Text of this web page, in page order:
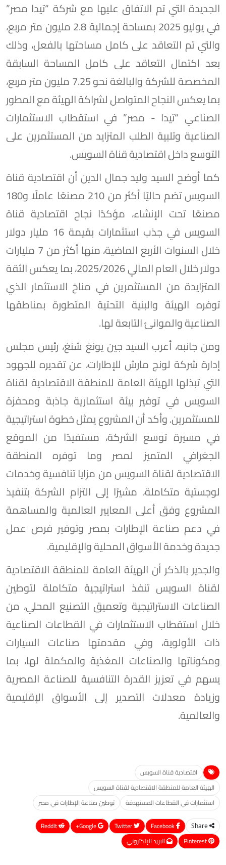
الجديدة التي تم الاتفاق عليها مع شركة “تيدا مصر”
في يوليو 2025 بمساحة إجمالية 2.8 مليون متر مربع،
والتي تم التعاقد على كامل مساحتها بالفعل، وذلك
بعد اكتمال التعاقد على كامل المساحة السابقة
المخصصة للشركة والبالغة نحو 7.25 مليون متر مربع،
بما يعكس النجاح المتواصل لشراكة الهيئة مع المطور
الصناعي “تيدا - مصر” في استقطاب الاستثمارات
الصناعية وتلبية الطلب المتزايد من المستثمرين على
التوسع داخل اقتصادية قناة السويس.
كما أوضح السيد وليد جمال الدين أن اقتصادية قناة
السويس تضم حاليًا أكثر من 210 مصنعًا عاملًا و180
مصنعًا تحت الإنشاء، مؤكدًا نجاح اقتصادية قناة
السويس في جذب استثمارات بقيمة 16 مليار دولار
خلال السنوات الأربع الماضية، منها أكثر من 7 مليارات
دولار خلال العام المالي 2025/2026، بما يعكس الثقة
المتزايدة من المستثمرين في مناخ الاستثمار الذي
توفره الهيئة والبنية التحتية المتطورة بمناطقها
الصناعية والموانئ التابعة لها.
ومن جانبه، أعرب السيد جين يونغ شنغ، رئيس مجلس
إدارة شركة لونج مارش للإطارات، عن تقديره للجهود
التي تبذلها الهيئة العامة للمنطقة الاقتصادية لقناة
السويس في توفير بيئة استثمارية جاذبة ومحفزة
للمستثمرين. وأكد أن المشروع يمثل خطوة استراتيجية
في مسيرة توسع الشركة، مستفيدًا من الموقع
الجغرافي المتميز لمصر وما توفره المنطقة
الاقتصادية لقناة السويس من مزايا تنافسية وخدمات
لوجستية متكاملة، مشيرًا إلى التزام الشركة بتنفيذ
المشروع وفق أعلى المعايير العالمية والمساهمة
في دعم صناعة الإطارات بمصر وتوفير فرص عمل
جديدة وخدمة الأسواق المحلية والإقليمية.
والجدير بالذكر أن الهيئة العامة للمنطقة الاقتصادية
لقناة السويس تنفذ استراتيجية متكاملة لتوطين
الصناعات الاستراتيجية وتعميق التصنيع المحلي، من
خلال استقطاب الاستثمارات في القطاعات الصناعية
ذات الأولوية، وفي مقدمتها صناعات السيارات
ومكوناتها والصناعات المغذية والمكملة لها، بما
يسهم في تعزيز القدرة التنافسية للصناعة المصرية
وزيادة معدلات التصدير إلى الأسواق الإقليمية
والعالمية.
اقتصادية قناة السويس
الهيئة العامة للمنطقة الاقتصادية لقناة السويس
استثمارات في القطاعات المستهدفة
توطين صناعة الإطارات في مصر
Share
Google+
ReddIt
Pinterest
البريد الإلكتروني